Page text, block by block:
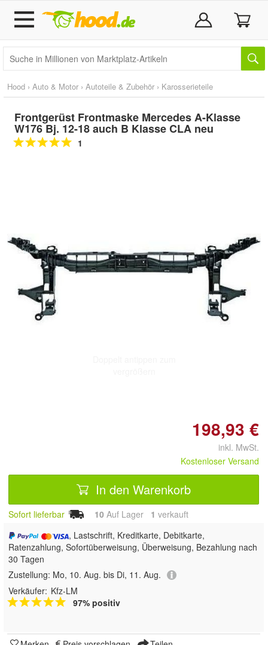
Hood › Auto & Motor › Autoteile & Zubehör › Karosserieteile
Frontgerüst Frontmaske Mercedes A-Klasse
W176 Bj. 12-18 auch B Klasse CLA neu
1
198,93 €
inkl. MwSt.
Kostenloser Versand
In den Warenkorb
Sofort lieferbar 10 Auf Lager 1 verkauft
, Lastschrift, Kreditkarte, Debitkarte,
Ratenzahlung, Sofortüberweisung, Überweisung, Bezahlung nach
30 Tagen
Zustellung: Mo, 10. Aug. bis Di, 11. Aug.
Verkäufer: Kfz-LM
97% positiv